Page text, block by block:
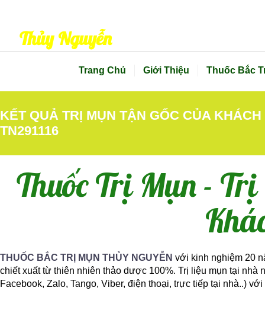
Thủy Nguyễn
Trang Chủ Giới Thiệu Thuốc Bắc
KẾT QUẢ TRỊ MỤN TẬN GỐC CỦA
TN291116
Thuốc Trị Mụn -
THUỐC BẮC TRỊ MỤN THỦY NGUYỄN với kinh nghiệm 20
chiết xuất từ thiên nhiên thảo dược 100%. Trị liệu mụn tại
Facebook, Zalo, Tango, Viber, điện thoại, trực tiếp tại nhà..)